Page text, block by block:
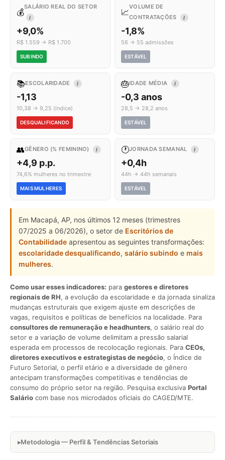
💰
SALÁRIO REAL DO SETOR
I
+9,0%
R$ 1.559 → R$ 1.700
SUBINDO
📈
VOLUME DE
CONTRATAÇÕES
I
-1,8%
56 → 55 admissões
ESTÁVEL
📚ESCOLARIDADE I
-1,13
10,38 → 9,25 (índice)
DESQUALIFICANDO
🎂IDADE MÉDIA I
-0,3 anos
28,5 → 28,2 anos
ESTÁVEL
👥GÊNERO (% FEMININO) I
+4,9 p.p.
74,6% mulheres no trimestre
MAIS MULHERES
🕐JORNADA SEMANAL I
+0,4h
44h → 44h semanais
ESTÁVEL
Em Macapá, AP, nos últimos 12 meses (trimestres
07/2025 a 06/2026), o setor de Escritórios de
Contabilidade apresentou as seguintes transformações:
escolaridade desqualificando, salário subindo e mais
mulheres.
Como usar esses indicadores: para gestores e diretores
regionais de RH, a evolução da escolaridade e da jornada sinaliza
mudanças estruturais que exigem ajuste em descrições de
vagas, requisitos e políticas de benefícios na localidade. Para
consultores de remuneração e headhunters, o salário real do
setor e a variação de volume delimitam a pressão salarial
esperada em processos de recolocação regionais. Para CEOs,
diretores executivos e estrategistas de negócio, o Índice de
Futuro Setorial, o perfil etário e a diversidade de gênero
antecipam transformações competitivas e tendências de
consumo do próprio setor na região. Pesquisa exclusiva Portal
Salário com base nos microdados oficiais do CAGED/MTE.
Metodologia — Perfil & Tendências Setoriais